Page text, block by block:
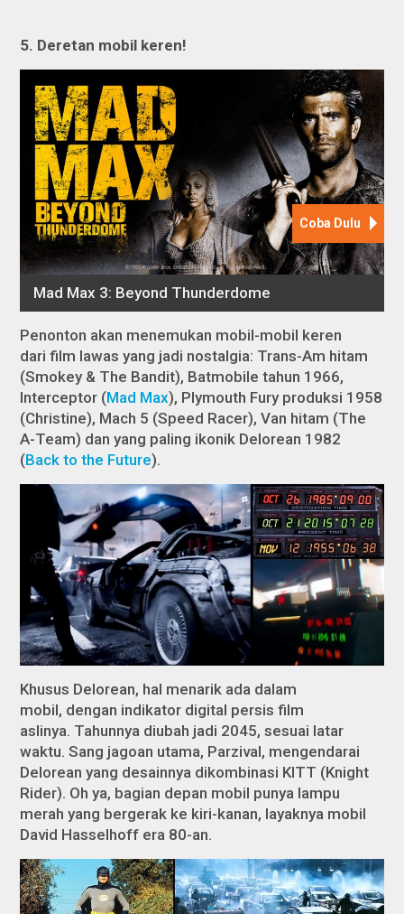
5. Deretan mobil keren!
Penonton akan menemukan mobil-mobil keren
dari film lawas yang jadi nostalgia: Trans-Am hitam
(Smokey & The Bandit), Batmobile tahun 1966,
Interceptor (Mad Max), Plymouth Fury produksi 1958
(Christine), Mach 5 (Speed Racer), Van hitam (The
A-Team) dan yang paling ikonik Delorean 1982
(Back to the Future).
Khusus Delorean, hal menarik ada dalam
mobil, dengan indikator digital persis film
aslinya. Tahunnya diubah jadi 2045, sesuai latar
waktu. Sang jagoan utama, Parzival, mengendarai
Delorean yang desainnya dikombinasi KITT (Knight
Rider). Oh ya, bagian depan mobil punya lampu
merah yang bergerak ke kiri-kanan, layaknya mobil
David Hasselhoff era 80-an.